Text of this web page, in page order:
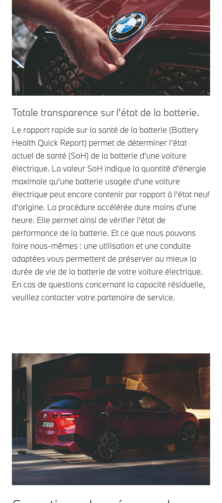
Totale transparence sur l’état de la batterie.
Le rapport rapide sur la santé de la batterie (Battery
Health Quick Report) permet de déterminer l’état
actuel de santé (SoH) de la batterie d’une voiture
électrique. La valeur SoH indique la quantité d'énergie
maximale qu'une batterie usagée d’une voiture
électrique peut encore contenir par rapport à l’état neuf
d’origine. La procédure accélérée dure moins d’une
heure. Elle permet ainsi de vérifier l’état de
performance de la batterie. Et ce que nous pouvons
faire nous-mêmes : une utilisation et une conduite
adaptées vous permettent de préserver au mieux la
durée de vie de la batterie de votre voiture électrique.
En cas de questions concernant la capacité résiduelle,
veuillez contacter votre partenaire de service.